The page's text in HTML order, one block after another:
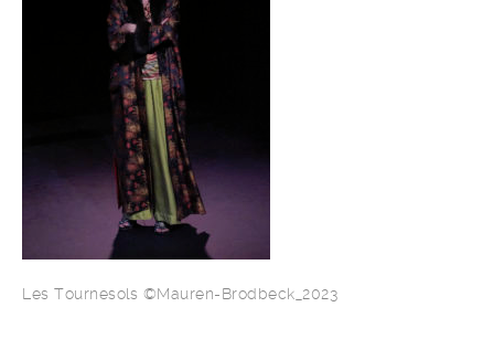
Les Tournesols ©Mauren-Brodbeck_2023